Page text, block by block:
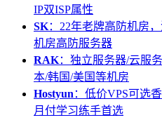
IP双ISP属性
SK：22年老牌高防机房
机房高防服务器
RAK：独立服务器/云服
本/韩国/美国等机房
Hostyun ：低价VPS可选
月付学习练手首选